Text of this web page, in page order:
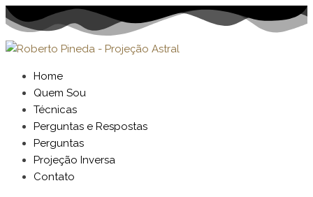
Home
Quem Sou
Técnicas
Perguntas e Respostas
Perguntas
Projeção Inversa
Contato